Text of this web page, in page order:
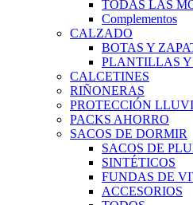
TODAS LAS
Complementos
CALZADO
BOTAS Y
PLANTILLAS Y
CALCETINES
RIÑONERAS
PROTECCIÓN
PACKS AHORRO
SACOS DE DORMIR
SACOS DE
SINTÉTICOS
FUNDAS DE
ACCESORIOS